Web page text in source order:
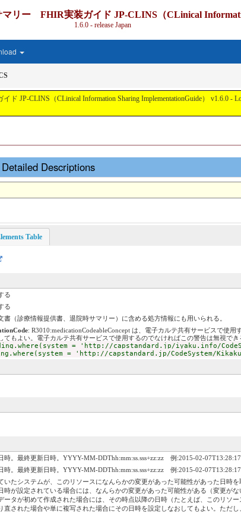
リー FHIR実装ガイド JP-CLINS（CLinical
1.6.0 - release Japan
CLINS（CLinical Information Sharing ImplementationGuide） v1.6.0 -
Descriptions
Table
る
る
（診療情報提供書、退院時サマリー）に含める処方情報にも用いられる。
: R3010:medicationCodeableConcept は、電子カルテ共有サービスで使
もよい。電子カルテ共有サービスで使用するのでなければこの警告は無視でき
= 'http://capstandard.jp/iyaku.info/
= 'http://capstandard.jp/CodeSystem/
。最終更新日時。YYYY-MM-DDThh:mm:ss.sss+zz:zz 例:2015-02-
。最終更新日時。YYYY-MM-DDThh:mm:ss.sss+zz:zz 例:2015-02-
たシステムが、このリソースになんらかの変更があった可能性があった日時
が設定されている場合には、なんらかの変更があった可能性がある（変更が
タが初めて作成された場合には、その時点以降の日時（たとえば、このリソ
された場合や単に複写された場合にその日時を設定しなおしてもよい。ただ